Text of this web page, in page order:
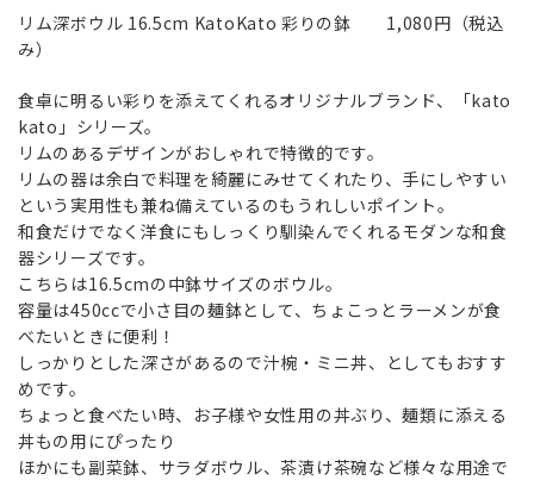
リム深ボウル 16.5cm KatoKato 彩りの鉢 1,080円（税込
み）
食卓に明るい彩りを添えてくれるオリジナルブランド、「kato
kato」シリーズ。
リムのあるデザインがおしゃれで特徴的です。
リムの器は余白で料理を綺麗にみせてくれたり、手にしやすい
という実用性も兼ね備えているのもうれしいポイント。
和食だけでなく洋食にもしっくり馴染んでくれるモダンな和食
器シリーズです。
こちらは16.5cmの中鉢サイズのボウル。
容量は450ccで小さ目の麺鉢として、ちょこっとラーメンが食
べたいときに便利！
しっかりとした深さがあるので汁椀・ミニ丼、としてもおすす
めです。
ちょっと食べたい時、お子様や女性用の丼ぶり、麺類に添える
丼もの用にぴったり
ほかにも副菜鉢、サラダボウル、茶漬け茶碗など様々な用途で